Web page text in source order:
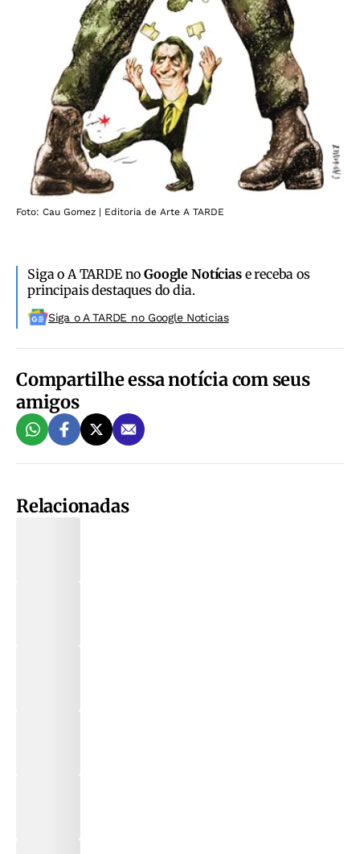
Foto: Cau Gomez | Editoria de Arte A TARDE
Siga o A TARDE noGoogle Notíciase receba os
principais destaques do dia.
Siga o A TARDE no Google Noticias
Compartilhe essa notícia com seus
amigos
Relacionadas